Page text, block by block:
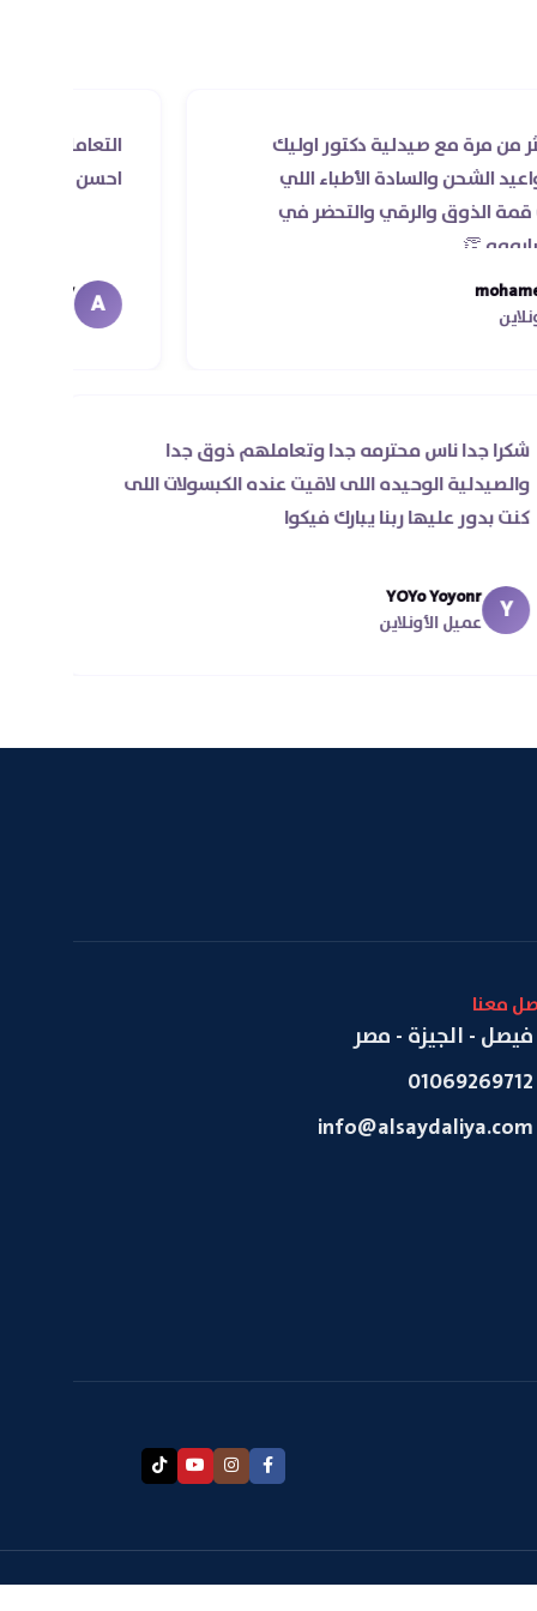
صيدلية دكتور اوليك
الأطباء اللي
والرقي والتحضر في
التعامل راقي جدا و
احسن الدكاتره الي
Ahmed Magdy
عميل الأونلاين
شكرا جدا ناس محترمه جدا وتعاملهم ذوق جدا
والصيدلية الوحيده اللى لاقيت عنده الكبسولات اللى
كنت بدور عليها ربنا يبارك فيكوا
Y
YOYo Yoyonr
عميل الأونلاين
معنا
فيصل - الجيزة - مصر
01069269712
info@alsaydaliya.com